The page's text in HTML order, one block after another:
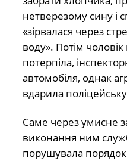
нетверезому сину і
«зірвалася через
воду». Потім чоловік
потерпіла,
автомобіля, однак
вдарила
Саме через умисне
виконання ним
порушувала